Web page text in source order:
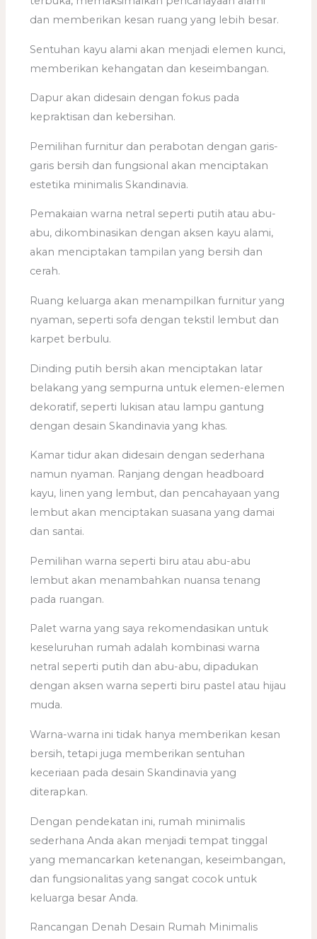
dan memberikan kesan ruang yang lebih besar.
Sentuhan kayu alami akan menjadi elemen kunci,
memberikan kehangatan dan keseimbangan.
Dapur akan didesain dengan fokus pada
kepraktisan dan kebersihan.
Pemilihan furnitur dan perabotan dengan garis-
garis bersih dan fungsional akan menciptakan
estetika minimalis Skandinavia.
Pemakaian warna netral seperti putih atau abu-
abu, dikombinasikan dengan aksen kayu alami,
akan menciptakan tampilan yang bersih dan
cerah.
Ruang keluarga akan menampilkan furnitur yang
nyaman, seperti sofa dengan tekstil lembut dan
karpet berbulu.
Dinding putih bersih akan menciptakan latar
belakang yang sempurna untuk elemen-elemen
dekoratif, seperti lukisan atau lampu gantung
dengan desain Skandinavia yang khas.
Kamar tidur akan didesain dengan sederhana
namun nyaman. Ranjang dengan headboard
kayu, linen yang lembut, dan pencahayaan yang
lembut akan menciptakan suasana yang damai
dan santai.
Pemilihan warna seperti biru atau abu-abu
lembut akan menambahkan nuansa tenang
pada ruangan.
Palet warna yang saya rekomendasikan untuk
keseluruhan rumah adalah kombinasi warna
netral seperti putih dan abu-abu, dipadukan
dengan aksen warna seperti biru pastel atau hijau
muda.
Warna-warna ini tidak hanya memberikan kesan
bersih, tetapi juga memberikan sentuhan
keceriaan pada desain Skandinavia yang
diterapkan.
Dengan pendekatan ini, rumah minimalis
sederhana Anda akan menjadi tempat tinggal
yang memancarkan ketenangan, keseimbangan,
dan fungsionalitas yang sangat cocok untuk
keluarga besar Anda.
Rancangan Denah Desain Rumah Minimalis